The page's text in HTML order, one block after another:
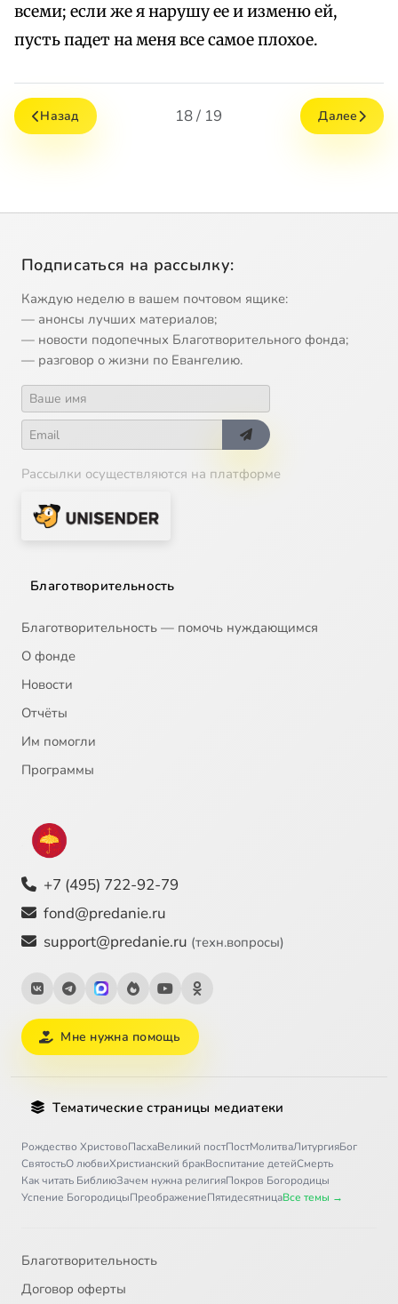
всеми; если же я нарушу ее и изменю ей,
пусть падет на меня все самое плохое.
Назад 18 / 19 Далее
Подписаться на рассылку:
Каждую неделю в вашем почтовом ящике:
— анонсы лучших материалов;
— новости подопечных Благотворительного фонда;
— разговор о жизни по Евангелию.
Рассылки осуществляются на платформе
Благотворительность
Благотворительность — помочь нуждающимся
О фонде
Новости
Отчёты
Им помогли
Программы
+7 (495) 722-92-79
fond@predanie.ru
support@predanie.ru (техн.вопросы)
Мне нужна помощь
Тематические страницы медиатеки
Рождество ХристовоПасхаВеликий постПостМолитваЛитургияБог
СвятостьО любвиХристианский бракВоспитание детейСмерть
Как читать БиблиюЗачем нужна религияПокров Богородицы
Успение БогородицыПреображениеПятидесятницаВсе темы →
Благотворительность
Договор оферты